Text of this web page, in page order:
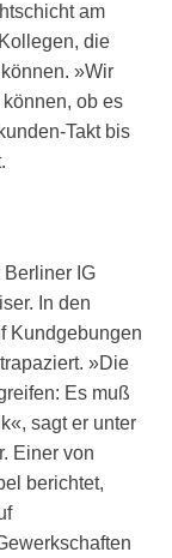
am
die
»Wir
ob es
Takt bis
Berliner IG
In den
Kundgebungen
»Die
Es muß
sagt er unter
Einer von
berichtet,